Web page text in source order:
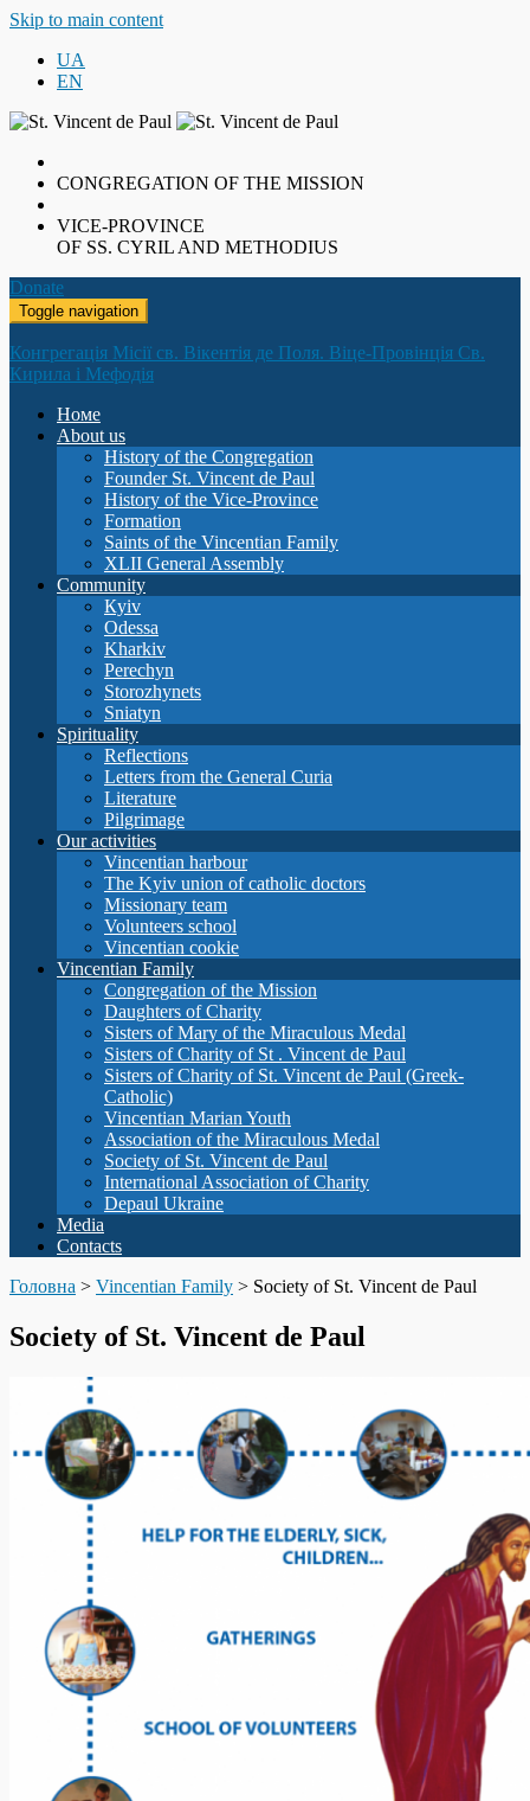
Skip to main content
UA
EN
CONGREGATION OF THE MISSION
VICE-PROVINCE
OF SS. CYRIL AND METHODIUS
Donate
Toggle navigation
Конгрегація Місії св. Вікентія де Поля. Віце-Провінція Св.
Кирила і Мефодія
Номе
About us
History of the Congregation
Founder St. Vincent de Paul
History of the Vice-Province
Formation
Saints of the Vincentian Family
XLII General Assembly
Community
Кyiv
Odessa
Kharkiv
Perechyn
Storozhynets
Sniatyn
Spirituality
Reflections
Letters from the General Curia
Literature
Pilgrimage
Our activities
Vincentian harbour
The Kyiv union of catholic doctors
Missionary team
Volunteers school
Vincentian cookie
Vincentian Family
Congregation of the Mission
Daughters of Charity
Sisters of Mary of the Miraculous Medal
Sisters of Charity of St . Vincent de Paul
Sisters of Charity of St. Vincent de Paul (Greek-
Catholic)
Vincentian Marian Youth
Association of the Miraculous Medal
Society of St. Vincent de Paul
International Association of Charity
Depaul Ukraine
Media
Contacts
Головна > Vincentian Family > Society of St. Vincent de Paul
Society of St. Vincent de Paul